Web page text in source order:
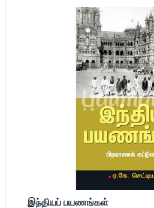
இந்தியப் பயணங்கள்